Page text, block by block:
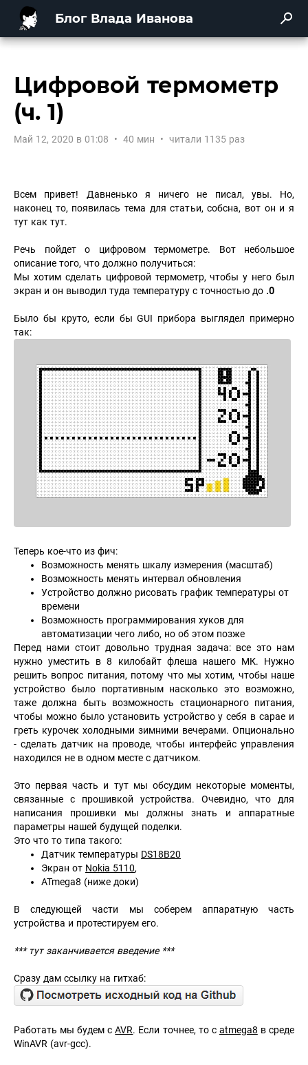
Блог Влада Иванова
Цифровой термометр
(ч. 1)
Май 12, 2020 в 01:08 • 40 мин • читали 1135 раз
Всем привет! Давненько я ничего не писал, увы. Но,
наконец то, появилась тема для статьи, собсна, вот он и я
тут как тут.
Речь пойдет о цифровом термометре. Вот небольшое
описание того, что должно получиться:
Мы хотим сделать цифровой термометр, чтобы у него был
экран и он выводил туда температуру с точностью до .0
Было бы круто, если бы GUI прибора выглядел примерно
так:
Теперь кое-что из фич:
Возможность менять шкалу измерения (масштаб)
Возможность менять интервал обновления
Устройство должно рисовать график температуры от
времени
Возможность программирования хуков для
автоматизации чего либо, но об этом позже
Перед нами стоит довольно трудная задача: все это нам
нужно уместить в 8 килобайт флеша нашего МК. Нужно
решить вопрос питания, потому что мы хотим, чтобы наше
устройство было портативным насколько это возможно,
таже должна быть возможность стационарного питания,
чтобы можно было установить устройство у себя в сарае и
греть курочек холодными зимними вечерами. Опционально
- сделать датчик на проводе, чтобы интерфейс управления
находился не в одном месте с датчиком.
Это первая часть и тут мы обсудим некоторые моменты,
связанные с прошивкой устройства. Очевидно, что для
написания прошивки мы должны знать и аппаратные
параметры нашей будущей поделки.
Это что то типа такого:
Датчик температуры DS18B20
Экран от Nokia 5110,
ATmega8 (ниже доки)
В следующей части мы соберем аппаратную часть
устройства и протестируем его.
*** тут заканчивается введение ***
Сразу дам ссылку на гитхаб:
Работать мы будем сAVR. Если точнее, то с atmega8 в среде
WinAVR (avr-gcc).